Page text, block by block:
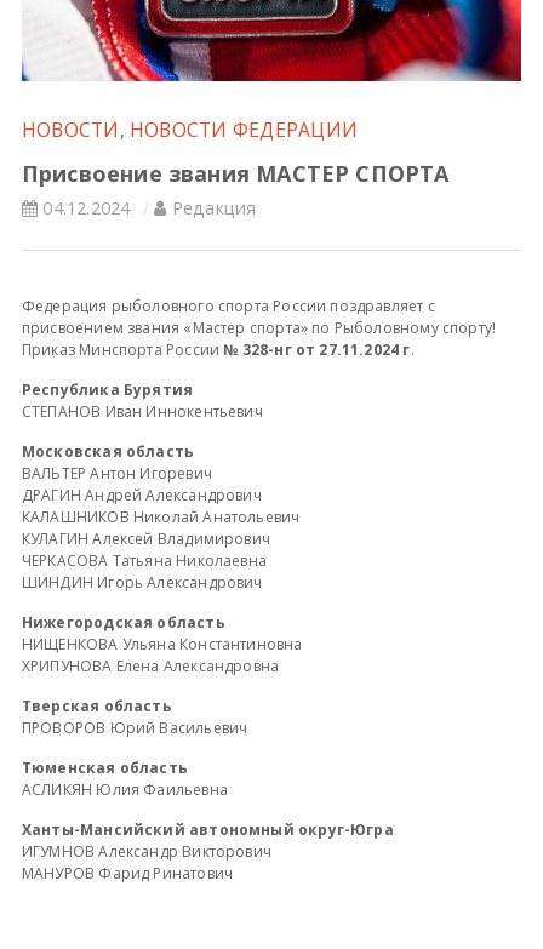
НОВОСТИ, НОВОСТИ ФЕДЕРАЦИИ
Присвоение звания МАСТЕР СПОРТА
04.12.2024 Редакция
Федерация рыболовного спорта России поздравляет с
присвоением звания «Мастер спорта» по Рыболовному спорту!
Приказ Минспорта России № 328-нг от 27.11.2024 г.
Республика Бурятия
СТЕПАНОВ Иван Иннокентьевич
Московская область
ВАЛЬТЕР Антон Игоревич
ДРАГИН Андрей Александрович
КАЛАШНИКОВ Николай Анатольевич
КУЛАГИН Алексей Владимирович
ЧЕРКАСОВА Татьяна Николаевна
ШИНДИН Игорь Александрович
Нижегородская область
НИЩЕНКОВА Ульяна Константиновна
ХРИПУНОВА Елена Александровна
Тверская область
ПРОВОРОВ Юрий Васильевич
Тюменская область
АСЛИКЯН Юлия Фаильевна
Ханты-Мансийский автономный округ-Югра
ИГУМНОВ Александр Викторович
МАНУРОВ Фарид Ринатович
Всероссийские правила